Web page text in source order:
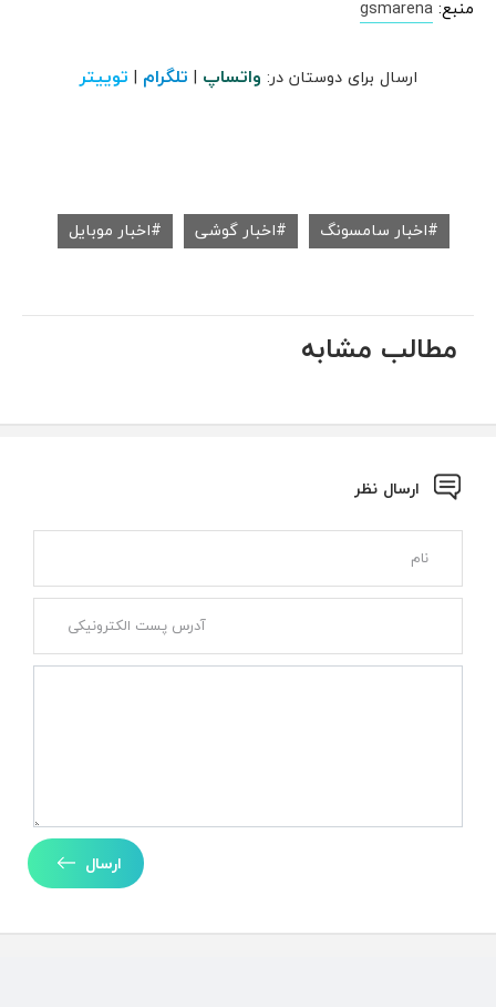
منبع: gsmarena
ارسال برای دوستان در: واتساپ | تلگرام | توییتر
اخبار سامسونگ اخبار گوشی اخبار موبایل
مطالب مشابه
ارسال نظر
ارسال